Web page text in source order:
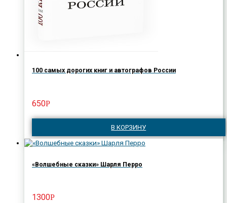
100 самых дорогих книг и автографов России
650Р
В КОРЗИНУ
«Волшебные сказки» Шарля Перро
1300Р